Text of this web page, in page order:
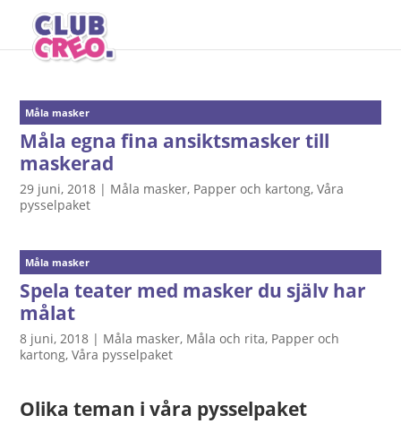
Måla masker
Måla egna fina ansiktsmasker till
maskerad
29 juni, 2018 | Måla masker, Papper och kartong,Våra
pysselpaket
Måla masker
Spela teater med masker du själv har
målat
8 juni, 2018 | Måla masker, Måla och rita, Papper och
kartong,Våra pysselpaket
Olika teman i våra pysselpaket